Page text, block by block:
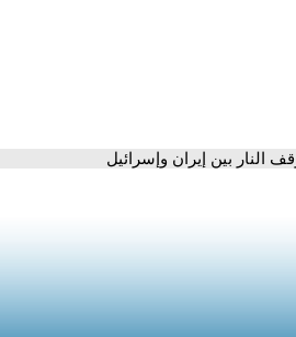
بين إيران وإسرائيل